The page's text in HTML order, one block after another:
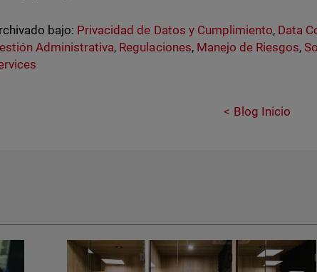
bajo: Privacidad de Datos y Cumplimiento, Data
Administrativa, Regulaciones, Manejo de Riesgos,
Blog Inicio